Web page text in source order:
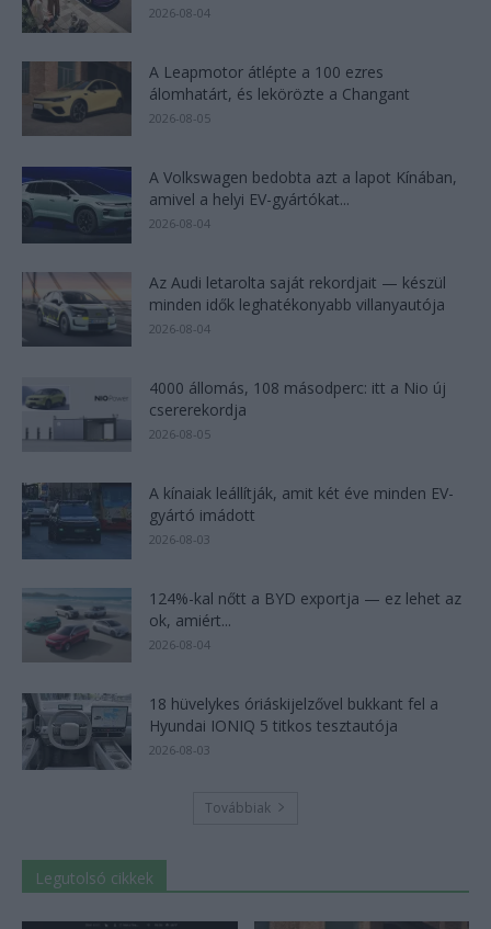
2026-08-04
A Leapmotor átlépte a 100 ezres
álomhatárt, és lekörözte a Changant
2026-08-05
A Volkswagen bedobta azt a lapot Kínában,
amivel a helyi EV-gyártókat...
2026-08-04
Az Audi letarolta saját rekordjait — készül
minden idők leghatékonyabb villanyautója
2026-08-04
4000 állomás, 108 másodperc: itt a Nio új
csererekordja
2026-08-05
A kínaiak leállítják, amit két éve minden EV-
gyártó imádott
2026-08-03
124%-kal nőtt a BYD exportja — ez lehet az
ok, amiért...
2026-08-04
18 hüvelykes óriáskijelzővel bukkant fel a
Hyundai IONIQ 5 titkos tesztautója
2026-08-03
Továbbiak
Legutolsó cikkek